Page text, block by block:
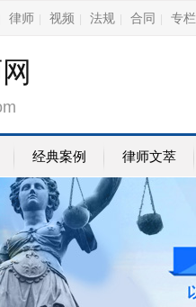
律师 视频 法规 合同 专栏
经典案例 律师文萃